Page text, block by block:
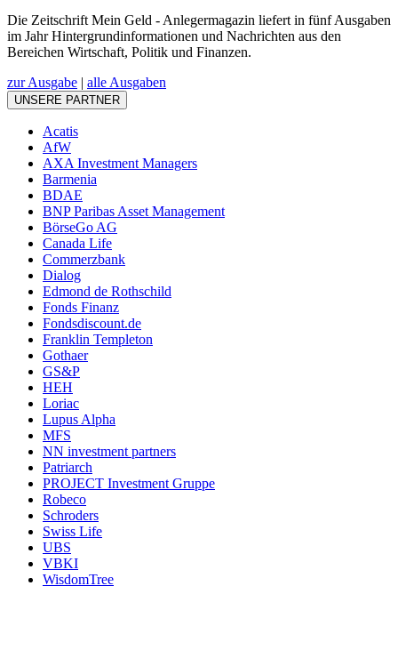
Die Zeitschrift Mein Geld - Anlegermagazin liefert in fünf Ausgaben
im Jahr Hintergrundinformationen und Nachrichten aus den
Bereichen Wirtschaft, Politik und Finanzen.
zur Ausgabe | alle Ausgaben
UNSERE PARTNER
Acatis
AfW
AXA Investment Managers
Barmenia
BDAE
BNP Paribas Asset Management
BörseGo AG
Canada Life
Commerzbank
Dialog
Edmond de Rothschild
Fonds Finanz
Fondsdiscount.de
Franklin Templeton
Gothaer
GS&P
HEH
Loriac
Lupus Alpha
MFS
NN investment partners
Patriarch
PROJECT Investment Gruppe
Robeco
Schroders
Swiss Life
UBS
VBKI
WisdomTree